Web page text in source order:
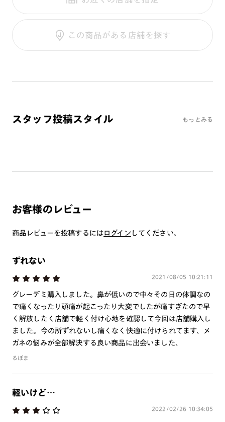
フロント：樹脂
テンプル：樹脂
調光UVダブルカット
調光SCREEN
くもり止めレンズ
カラーレンズ：ダークカラー
コンシーラーカラーUVダブルカット
※オンラインショップで作成可能なレンズはショッピングカート内で表示され
るレンズに限ります。それ以外の対応レンズについてはJINS実店舗でお取り扱
※注文時に【度つき】→【レンズ交換券を発行】をお選びのうえ、店頭にてオ
プションレンズ代金をお支払いください。（※一部レンズ交換不可の商品を
※お選び頂くフレームや度数によっては作成できない場合がございます。
※RIM限定の記載があるカラーレンズは商品名に＜R!M＞の記載があるフレー
ムのみの対応となります。
よくある質問
Q オンラインショップで遠近両用レンズ（累進レンズ）のメ
ガネを作成できますか？
み）をご注文の場合、レンズ交換券を選択後に店舗にて度
つき対応可能です。
ご利用ガイド
この商品がある店舗を探す
スタッフ投稿スタイル もっとみる
お客様のレビュー
商品レビューを投稿するにはログイン してください。
ずれない
2021/08/05 10:21:11
グレーデミ購入しました。鼻が低いので中々その日の体調なの
で痛くなったり頭痛が起こったり大変でしたが痛すぎたので早
く解放したく店舗で軽く付け心地を確認して今回は店舗購入し
ました。今の所ずれないし痛くなく快適に付けられてます、メ
ガネの悩みが全部解決する良い商品に出会いました、
るぽま
軽いけど…
2022/02/26 10:34:05